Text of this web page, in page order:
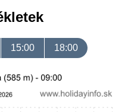
15:00 18:00